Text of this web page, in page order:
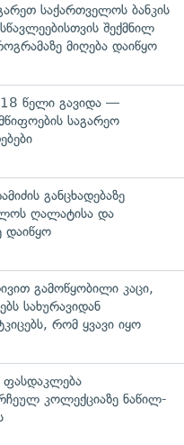
საქართველოს ბანკის
შექმნილ
მიღება დაიწყო
18 წელი გავიდა —
საგარეო
განცხადებაზე
ღალატისა და
დაიწყო
გამოწყობილი კაცი,
სახურავიდან
რომ ყვავი იყო
ფასდაკლება
კოლექციაზე ნაწილ-